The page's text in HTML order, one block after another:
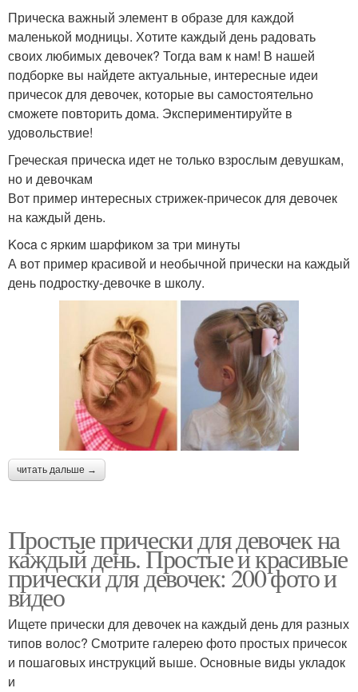
Прическа важный элемент в образе для каждой
маленькой модницы. Хотите каждый день радовать
своих любимых девочек? Тогда вам к нам! В нашей
подборке вы найдете актуальные, интересные идеи
причесок для девочек, которые вы самостоятельно
сможете повторить дома. Экспериментируйте в
удовольствие!
Греческая прическа идет не только взрослым девушкам,
но и девочкам
Вот пример интересных стрижек-причесок для девочек
на каждый день.
Koca c яpким шapфикoм зa тpи минyты
А вот пример красивой и необычной прически на каждый
день подростку-девочке в школу.
читать дальше →
Простые прически для девочек на
каждый день. Простые и красивые
прически для девочек: 200 фото и
видео
Ищете прически для девочек на каждый день для разных
типов волос? Смотрите галерею фото простых причесок
и пошаговых инструкций выше. Основные виды укладок
и